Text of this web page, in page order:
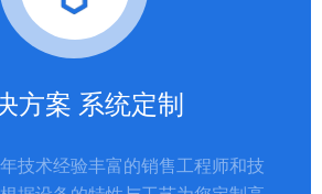
方案 系统定制
技术经验丰富的销售工程师和技